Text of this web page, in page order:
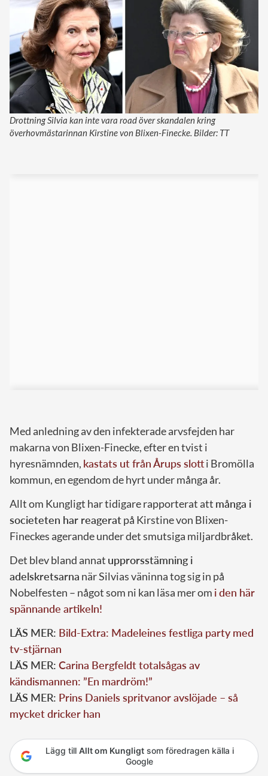
Drottning Silvia kan inte vara road över skandalen kring
överhovmästarinnan Kirstine von Blixen-Finecke. Bilder: TT
Med anledning av den infekterade arvsfejden har
makarna von Blixen-Finecke, efter en tvist i
hyresnämnden, kastats ut från Årups slotti Bromölla
kommun, en egendom de hyrt under många år.
Allt om Kungligt har tidigare rapporterat att många i
societeten har reageratpå Kirstine von Blixen-
Fineckes agerande under det smutsiga miljardbråket.
Det blev bland annat upprorsstämning i
adelskretsarna när Silvias väninna tog sig in på
Nobelfesten – något som ni kan läsa mer om i den här
spännande artikeln!
LÄS MER: Bild-Extra: Madeleines festliga party med
tv-stjärnan
LÄS MER: Carina Bergfeldt totalsågas av
kändismannen: ”En mardröm!”
LÄS MER: Prins Daniels spritvanor avslöjade – så
mycket dricker han
Lägg till Allt om Kungligtsom föredragen källa i
Google